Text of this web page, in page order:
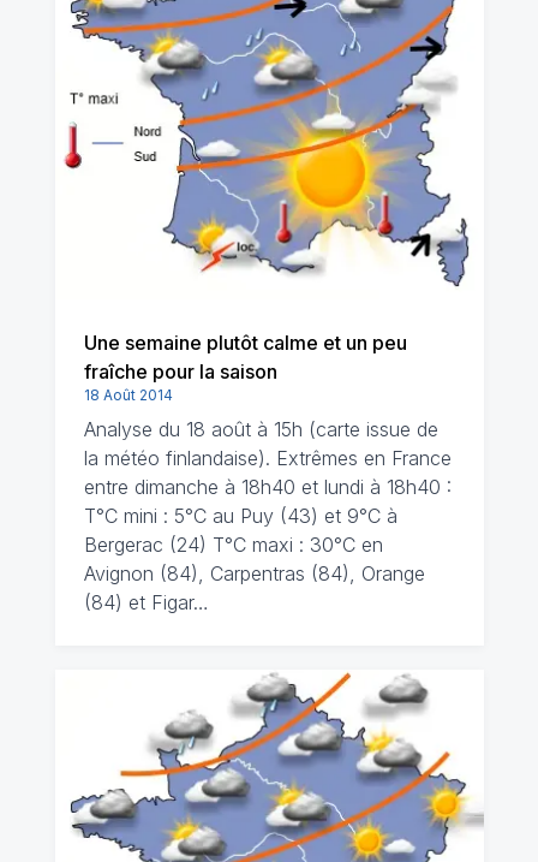
Une semaine plutôt calme et un peu
fraîche pour la saison
18 Août 2014
Analyse du 18 août à 15h (carte issue de
la météo finlandaise). Extrêmes en France
entre dimanche à 18h40 et lundi à 18h40 :
T°C mini : 5°C au Puy (43) et 9°C à
Bergerac (24) T°C maxi : 30°C en
Avignon (84), Carpentras (84), Orange
(84) et Figar…